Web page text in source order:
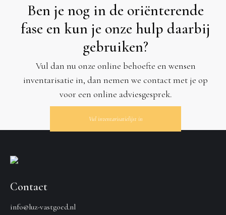
Ben je nog in de oriënterende
fase en kun je onze hulp daarbij
gebruiken?
Vul dan nu onze online behoefte en wensen
inventarisatie in, dan nemen we contact met je op
voor een online adviesgesprek.
Vul inventarisatielijst in
Contact
info@luz-vastgoed.nl